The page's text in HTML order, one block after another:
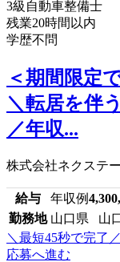
3級自動車整備士
残業20時間以内
学歴不問
＜期間限定
＼転居を伴
／年収...
株式会社ネクステ
給与 年収例
勤務地 山口県 山
＼最短45秒で完了／
応募へ進む